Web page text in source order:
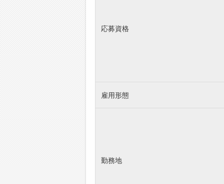
応募資格
雇用形態
勤務地